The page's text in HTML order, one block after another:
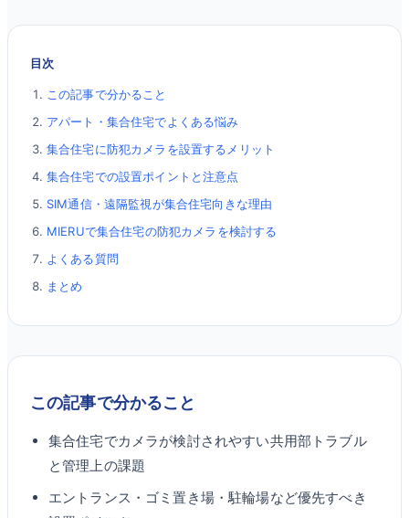
目次
この記事で分かること
アパート・集合住宅でよくある悩み
集合住宅に防犯カメラを設置するメリット
集合住宅での設置ポイントと注意点
SIM通信・遠隔監視が集合住宅向きな理由
MIERUで集合住宅の防犯カメラを検討する
よくある質問
まとめ
この記事で分かること
集合住宅でカメラが検討されやすい共用部トラブル
と管理上の課題
エントランス・ゴミ置き場・駐輪場など優先すべき